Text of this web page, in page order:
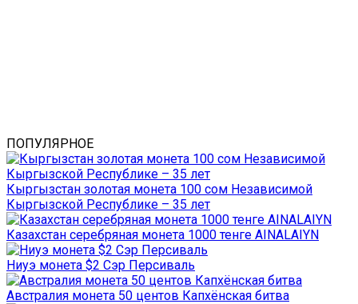
ПОПУЛЯРНОЕ
Кыргызстан золотая монета 100 сом Независимой
Кыргызской Республике – 35 лет
Казахстан серебряная монета 1000 тенге AINALAIYN
Ниуэ монета $2 Сэр Персиваль
Австралия монета 50 центов Капхёнская битва